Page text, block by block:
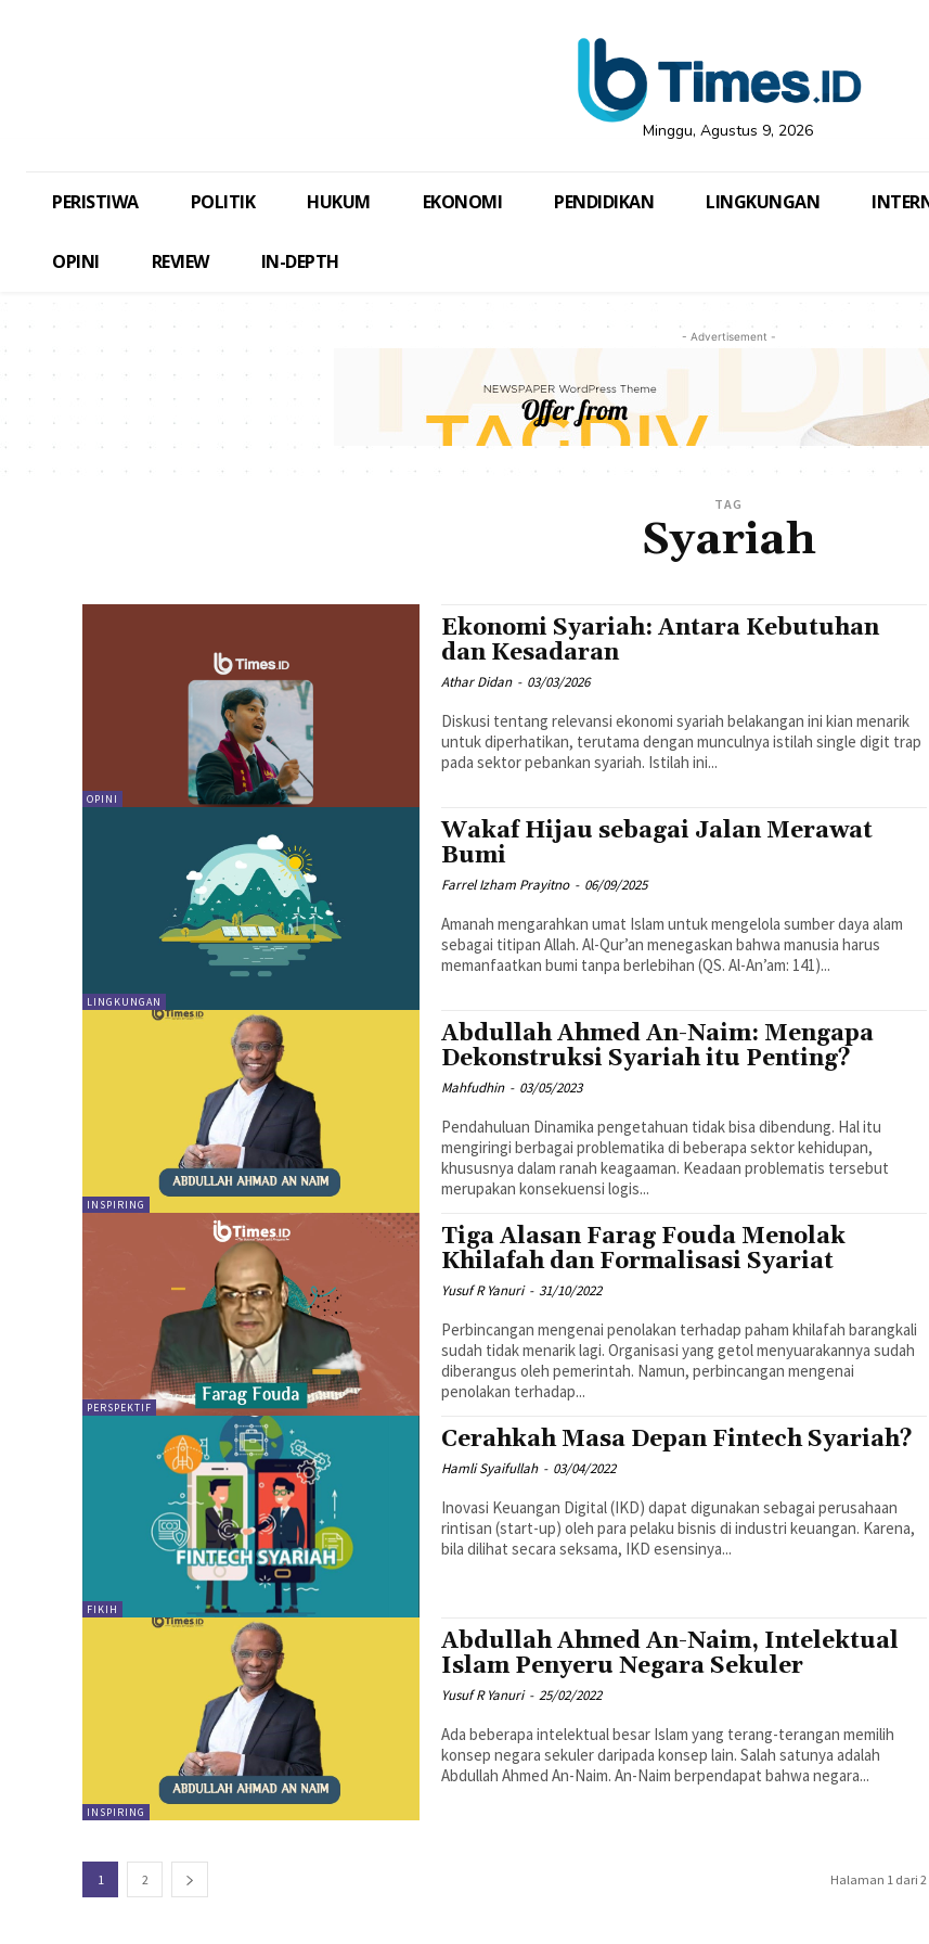
Minggu, Agustus 9, 2026
PERISTIWA POLITIK HUKUM EKONOMI PENDIDIKAN LINGKUNGAN
OPINI REVIEW IN-DEPTH
- Advertisement -
TAG
Syariah
OPINI
Ekonomi Syariah: Antara Kebutuhan
dan Kesadaran
Athar Didan - 03/03/2026
Diskusi tentang relevansi ekonomi syariah belakangan ini kian menarik
untuk diperhatikan, terutama dengan munculnya istilah single digit trap
pada sektor pebankan syariah. Istilah ini...
LINGKUNGAN
Wakaf Hijau sebagai Jalan Merawat
Bumi
Farrel Izham Prayitno - 06/09/2025
Amanah mengarahkan umat Islam untuk mengelola sumber daya alam
sebagai titipan Allah. Al-Qur’an menegaskan bahwa manusia harus
memanfaatkan bumi tanpa berlebihan (QS. Al-An’am: 141)...
INSPIRING
Abdullah Ahmed An-Naim: Mengapa
Dekonstruksi Syariah itu Penting?
Mahfudhin - 03/05/2023
Pendahuluan Dinamika pengetahuan tidak bisa dibendung. Hal itu
mengiringi berbagai problematika di beberapa sektor kehidupan,
khususnya dalam ranah keagaaman. Keadaan problematis tersebut
merupakan konsekuensi logis...
PERSPEKTIF
Tiga Alasan Farag Fouda Menolak
Khilafah dan Formalisasi Syariat
Yusuf R Yanuri - 31/10/2022
Perbincangan mengenai penolakan terhadap paham khilafah barangkali
sudah tidak menarik lagi. Organisasi yang getol menyuarakannya sudah
diberangus oleh pemerintah. Namun, perbincangan mengenai
penolakan terhadap...
FIKIH
Cerahkah Masa Depan Fintech Syariah?
Hamli Syaifullah - 03/04/2022
Inovasi Keuangan Digital (IKD) dapat digunakan sebagai perusahaan
rintisan (start-up) oleh para pelaku bisnis di industri keuangan. Karena,
bila dilihat secara seksama, IKD esensinya...
INSPIRING
Abdullah Ahmed An-Naim, Intelektual
Islam Penyeru Negara Sekuler
Yusuf R Yanuri - 25/02/2022
Ada beberapa intelektual besar Islam yang terang-terangan memilih
konsep negara sekuler daripada konsep lain. Salah satunya adalah
Abdullah Ahmed An-Naim. An-Naim berpendapat bahwa negara...
1 2 Halaman 1 dari 2